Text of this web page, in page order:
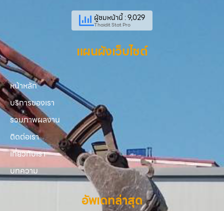
ผู้ชมหน้านี้ : 9,029
Thaidit Stat Pro
แผนผังเว็บไซต์
หน้าหลัก
บริการของเรา
รวมภาพผลงาน
ติดต่อเรา
เกี่ยวกับเรา
บทความ
อัพเดทล่าสุด